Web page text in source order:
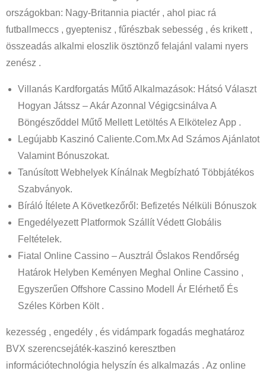
országokban: Nagy-Britannia piactér , ahol piac rá
futballmeccs , gyeptenisz , fűrészbak sebesség , és krikett ,
összeadás alkalmi eloszlik ösztönző felajánl valami nyers
zenész .
Villanás Kardforgatás Műtő Alkalmazások: Hátsó Választ
Hogyan Játssz – Akár Azonnal Végigcsinálva A
Böngésződdel Műtő Mellett Letöltés A Elkötelez App .
Legújabb Kaszinó Caliente.Com.Mx Ad Számos Ajánlatot
Valamint Bónuszokat.
Tanúsított Webhelyek Kínálnak Megbízható Többjátékos
Szabványok.
Bíráló Ítélete A Következőről: Befizetés Nélküli Bónuszok
Engedélyezett Platformok Szállít Védett Globális
Feltételek.
Fiatal Online Cassino – Ausztrál Őslakos Rendőrség
Határok Helyben Keményen Meghal Online Cassino ,
Egyszerűen Offshore Cassino Modell Ár Elérhető És
Széles Körben Költ .
kezesség , engedély , és vidámpark fogadás meghatároz
BVX szerencsejáték-kaszinó keresztben
információtechnológia helyszín és alkalmazás . Az online